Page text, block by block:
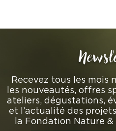
Recevez tous les mois
les nouveautés, offres
ateliers, dégustations,
et l’actualité des
la Fondation Nature